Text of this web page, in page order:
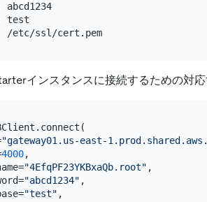
abcd1234
test
CA:       /etc/ssl/cert.pem
インスタンスに接続するための対
"gateway01.us-east-
4000,
"4EfqPF23YKBxaQb.root" ,
"abcd1234" ,
"test" ,